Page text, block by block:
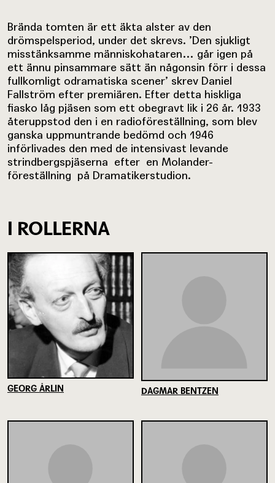
Brända tomten är ett äkta alster av den
drömspelsperiod, under det skrevs. ’Den sjukligt
misstänksamme människohataren… går igen på
ett ännu pinsammare sätt än någonsin förr i dessa
fullkomligt odramatiska scener’ skrev Daniel
Fallström efter premiären. Efter detta hiskliga
fiasko låg pjäsen som ett obegravt lik i 26 år. 1933
återuppstod den i en radioföreställning, som blev
ganska uppmuntrande bedömd och 1946
införlivades den med de intensivast levande
strindbergspjäserna efter en Molander-
föreställning på Dramatikerstudion.
I ROLLERNA
GEORG ÅRLIN DAGMAR BENTZEN